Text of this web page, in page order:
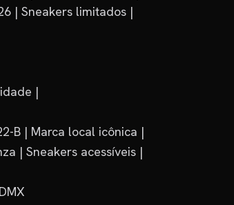
| Sneakers limitados |
|
B | Marca local icônica |
| Sneakers acessíveis |